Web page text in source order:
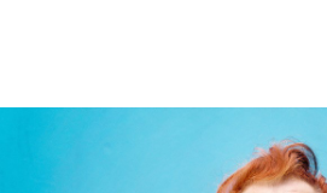
centraal. Overal waar hij
op zoek naar dagelijkse